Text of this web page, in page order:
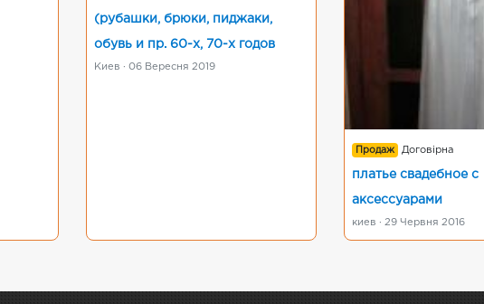
(рубашки, брюки, пиджаки,
обувь и пр. 60-х, 70-х годов
Киев · 06 Вересня 2019
Продаж Договірна
платье свадебное с
аксессуарами
киев · 29 Червня 2016